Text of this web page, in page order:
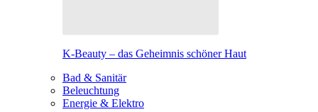
K-Beauty – das Geheimnis schöner Haut
Bad & Sanitär
Beleuchtung
Energie & Elektro